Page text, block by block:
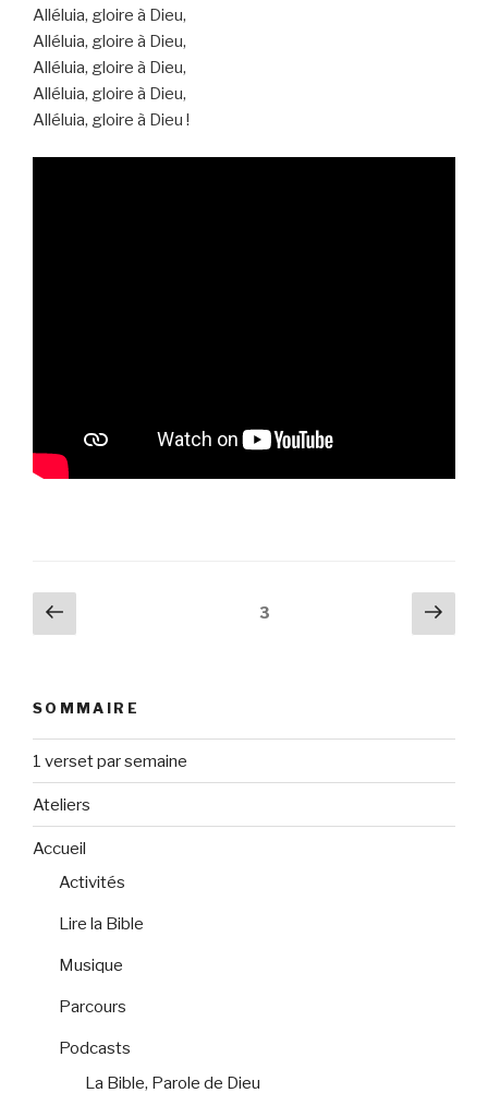
Alléluia, gloire à Dieu,
Alléluia, gloire à Dieu,
Alléluia, gloire à Dieu,
Alléluia, gloire à Dieu,
Alléluia, gloire à Dieu !
Navigation
des
Page
précédente
Page3
SOMMAIRE
1 verset par semaine
Ateliers
Accueil
Activités
Lire la Bible
Musique
Parcours
Podcasts
La Bible, Parole de Dieu